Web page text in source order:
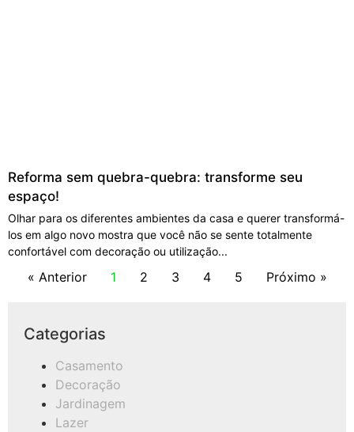
Reforma sem quebra-quebra: transforme seu
espaço!
Olhar para os diferentes ambientes da casa e querer transformá-
los em algo novo mostra que você não se sente totalmente
confortável com decoração ou utilização
« Anterior 1 2 3 4 5 Próximo »
Categorias
Casamento
Decoração
Jardinagem
Lazer